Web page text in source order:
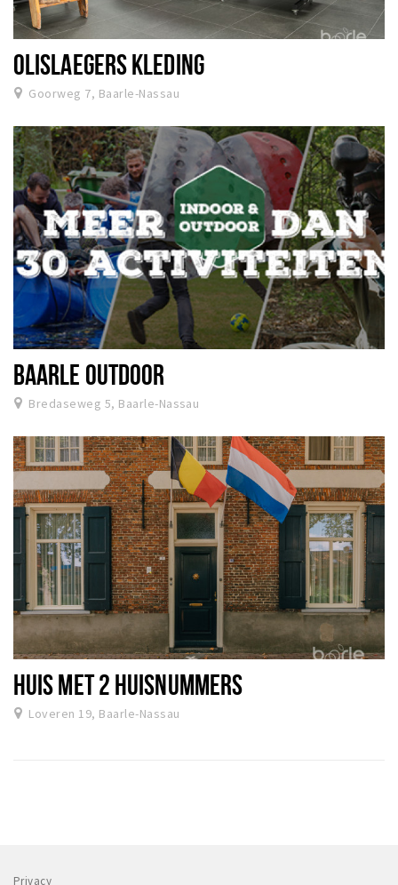
OLISLAEGERS KLEDING
Goorweg 7, Baarle-Nassau
BAARLE OUTDOOR
Bredaseweg 5, Baarle-Nassau
HUIS MET 2 HUISNUMMERS
Loveren 19, Baarle-Nassau
Privacy